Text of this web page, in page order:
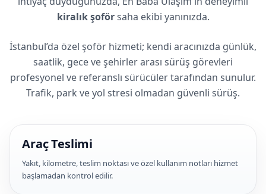
kiralık şoförsaha ekibi yanınızda.
İstanbul’da özel şoför hizmeti; kendi aracınızda günlük,
saatlik, gece ve şehirler arası sürüş görevleri
profesyonel ve referanslı sürücüler tarafından sunulur.
Trafik, park ve yol stresi olmadan güvenli sürüş.
Araç Teslimi
Yakıt, kilometre, teslim noktası ve özel kullanım notları hizmet
başlamadan kontrol edilir.